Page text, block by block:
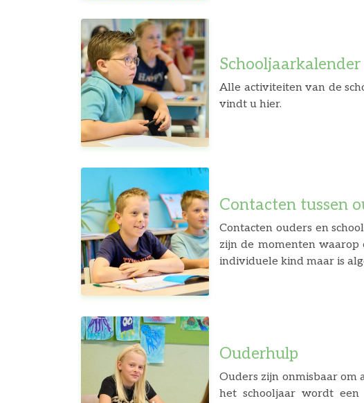
Schooljaarkalender
Alle activiteiten van de
vindt u hier.
Contacten tussen
Contacten ouders en
zijn de momenten waarop
individuele kind maar is
Ouderhulp
Ouders zijn onmisbaar om
het schooljaar wordt